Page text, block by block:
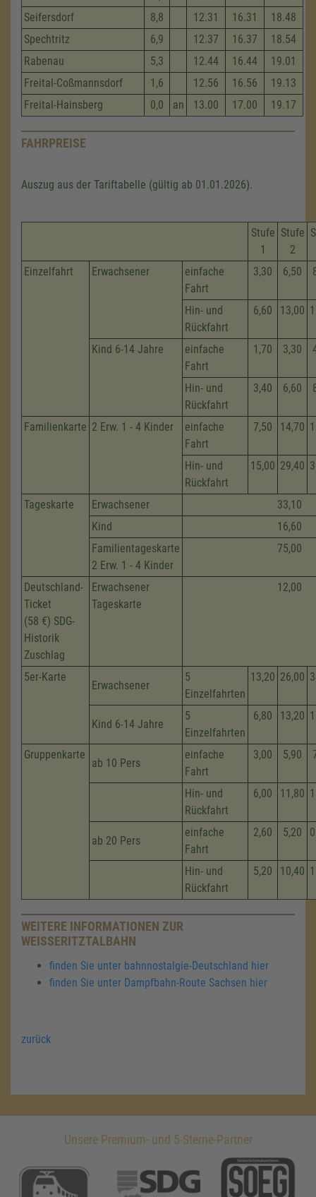
Seifersdorf
8,8 12.31 16.31
18.48
Spechtritz
6,9 12.37 16.37
18.54
Rabenau
5,3 12.44 16.44
19.01
Freital-Coßmannsdorf
1,6 12.56 16.56
19.13
Freital-Hainsberg
0,0 an 13.00 17.00 19.17
FAHRPREISE
Auszug aus der Tariftabelle (gültig ab 01.01.2026).
Stufe
1
Stufe
2
Einzelfahrt Erwachsener
einfache
Fahrt
3,30 6,50
Hin- und
Rückfahrt
6,60 13,00
Kind 6-14 Jahre
einfache
Fahrt
1,70 3,30
Hin- und
Rückfahrt
3,40 6,60
Familienkarte 2 Erw. 1 - 4 Kinder
einfache
Fahrt
7,50 14,70
Hin- und
Rückfahrt
15,00 29,40
Tageskarte Erwachsener
33,10
Kind
16,60
Familientageskarte
2 Erw. 1 - 4 Kinder
75,00
Deutschland-
Ticket
(58 €) SDG-
Historik
Zuschlag
Erwachsener
Tageskarte
12,00
5er-Karte
Erwachsener
5
Einzelfahrten
13,20 26,00
Kind 6-14 Jahre
5
Einzelfahrten
6,80 13,20
Gruppenkarte
ab 10 Pers
einfache
Fahrt
3,00 5,90
Hin- und
Rückfahrt
6,00 11,80
ab 20 Pers
einfache
Fahrt
2,60 5,20
Hin- und
Rückfahrt
5,20 10,40
WEITERE INFORMATIONEN ZUR
WEISSERITZTALBAHN
finden Sie unter bahnnostalgie-Deutschland hier
finden Sie unter Dampfbahn-Route Sachsen hier
zurück
Unsere Premium- und 5-Sterne-Partner